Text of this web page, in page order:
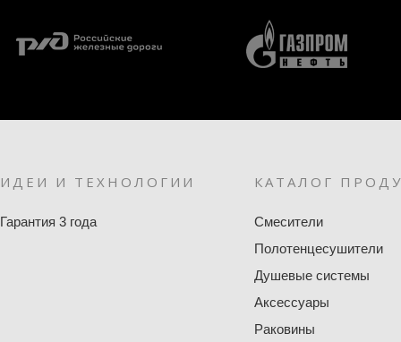
ИДЕИ И ТЕХНОЛОГИИ
Гарантия 3 года
КАТАЛОГ
Смесители
Полотенцесушители
Душевые системы
Аксессуары
Раковины